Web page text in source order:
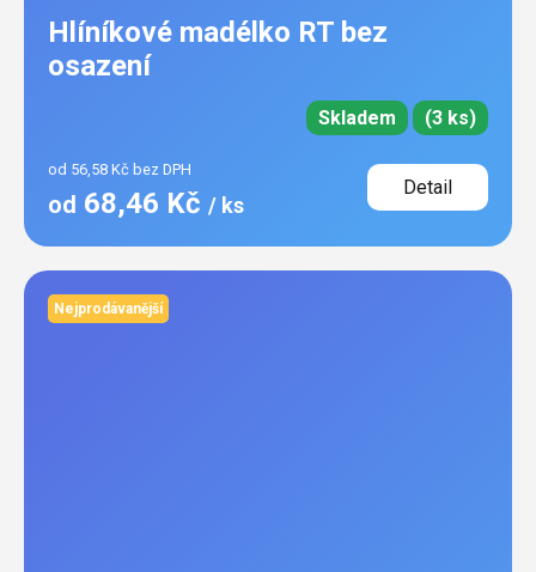
Hlíníkové madélko RT bez
osazení
Skladem (3 ks)
od 56,58 Kč bez DPH
od 68,46 Kč / ks
Detail
Nejprodávanější